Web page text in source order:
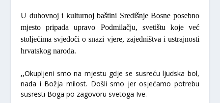
U duhovnoj i kulturnoj baštini Središnje Bosne posebno
mjesto pripada upravo Podmilačju, svetištu koje već
stoljećima svjedoči o snazi vjere, zajedništva i ustrajnosti
hrvatskog naroda.
,,Okupljeni smo na mjestu gdje se susreću ljudska bol,
nada i Božja milost. Došli smo jer osjećamo potrebu
susresti Boga po zagovoru svetoga Ive.